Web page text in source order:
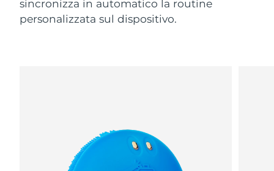
sincronizza in automatico la routine
personalizzata sul dispositivo.